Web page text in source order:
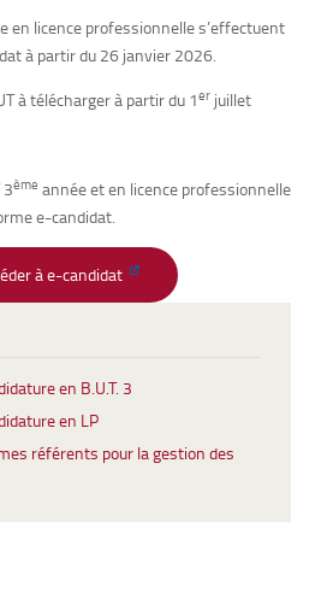
en licence professionnelle s’effectuent
à partir du 26 janvier 2026.
à télécharger à partir du 1er juillet
ème année et en licence professionnelle
e-candidat.
à e-candidat
en B.U.T. 3
en LP
référents pour la gestion des